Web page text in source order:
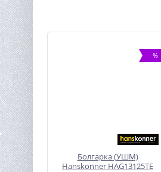
%
Болгарка (УШМ)
Hanskonner HAG13125TE